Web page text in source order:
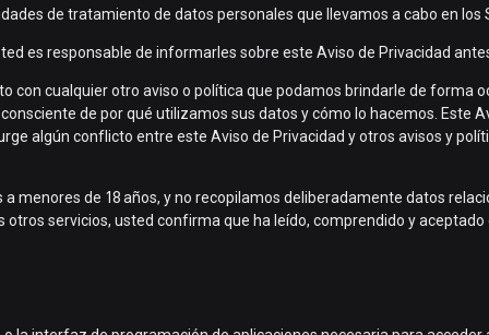
de tratamiento de datos personales que llevamos a cabo en los
es responsable de informarles sobre este Aviso de Privacidad
con cualquier otro aviso o política que podamos brindarle de forma
de por qué utilizamos sus datos y cómo lo hacemos. Este
algún conflicto entre este Aviso de Privacidad y otros avisos y
menores de 18 años, y no recopilamos deliberadamente datos
servicios, usted confirma que ha leído, comprendido y aceptado